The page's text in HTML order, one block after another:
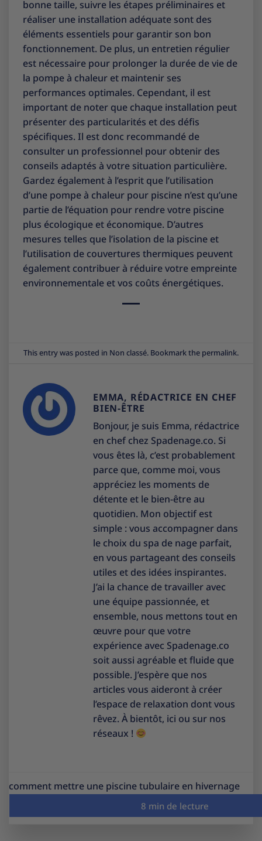
bonne taille, suivre les étapes préliminaires et
réaliser une installation adéquate sont des
éléments essentiels pour garantir son bon
fonctionnement. De plus, un entretien régulier
est nécessaire pour prolonger la durée de vie de
la pompe à chaleur et maintenir ses
performances optimales. Cependant, il est
important de noter que chaque installation peut
présenter des particularités et des défis
spécifiques. Il est donc recommandé de
consulter un professionnel pour obtenir des
conseils adaptés à votre situation particulière.
Gardez également à l’esprit que l’utilisation
d’une pompe à chaleur pour piscine n’est qu’une
partie de l’équation pour rendre votre piscine
plus écologique et économique. D’autres
mesures telles que l’isolation de la piscine et
l’utilisation de couvertures thermiques peuvent
également contribuer à réduire votre empreinte
environnementale et vos coûts énergétiques.
This entry was posted in Non classé. Bookmark the permalink.
EMMA, RÉDACTRICE EN CHEF
BIEN-ÊTRE
Bonjour, je suis Emma, rédactrice
en chef chez Spadenage.co. Si
vous êtes là, c’est probablement
parce que, comme moi, vous
appréciez les moments de
détente et le bien-être au
quotidien. Mon objectif est
simple : vous accompagner dans
le choix du spa de nage parfait,
en vous partageant des conseils
utiles et des idées inspirantes.
J’ai la chance de travailler avec
une équipe passionnée, et
ensemble, nous mettons tout en
œuvre pour que votre
expérience avec Spadenage.co
soit aussi agréable et fluide que
possible. J’espère que nos
articles vous aideront à créer
l’espace de relaxation dont vous
rêvez. À bientôt, ici ou sur nos
réseaux !
comment mettre une piscine tubulaire en hivernage